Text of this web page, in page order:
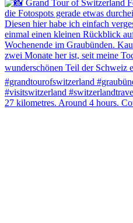
27 kilometres. Around 4 hours.